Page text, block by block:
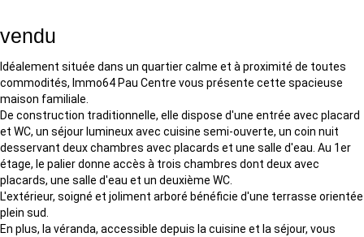
vendu
Idéalement située dans un quartier calme et à proximité de toutes
commodités, Immo64 Pau Centre vous présente cette spacieuse
maison familiale.
De construction traditionnelle, elle dispose d'une entrée avec placard
et WC, un séjour lumineux avec cuisine semi-ouverte, un coin nuit
desservant deux chambres avec placards et une salle d'eau. Au 1er
étage, le palier donne accès à trois chambres dont deux avec
placards, une salle d'eau et un deuxième WC.
L'extérieur, soigné et joliment arboré bénéficie d'une terrasse orientée
plein sud.
En plus, la véranda, accessible depuis la cuisine et la séjour, vous